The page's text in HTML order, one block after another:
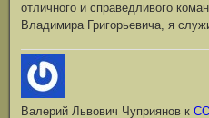
отличного и справедливого
Владимира Григорьевича, я
Валерий Львович Чуприянов к